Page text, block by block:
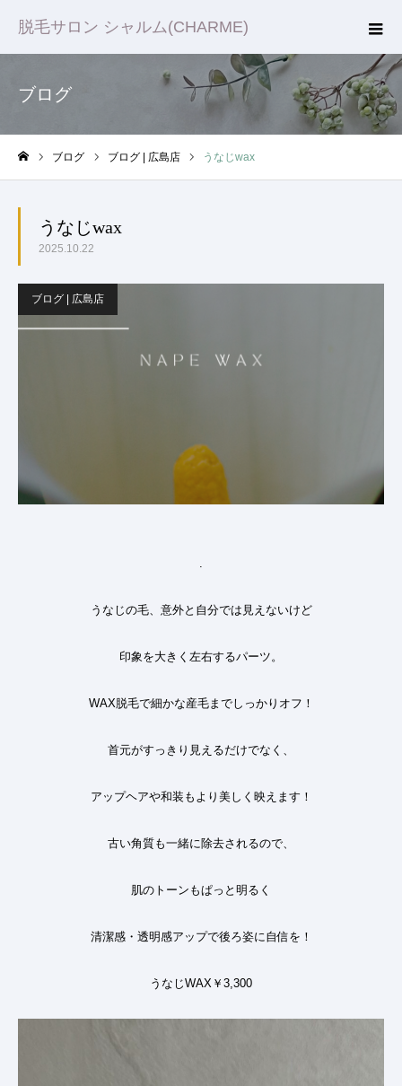
脱毛サロン シャルム(CHARME)
ブログ
ブログ ブログ | 広島店 うなじwax
うなじwax
2025.10.22
ブログ | 広島店
うなじの毛、意外と自分では見えないけど
印象を大きく左右するパーツ。
WAX脱毛で細かな産毛までしっかりオフ！
首元がすっきり見えるだけでなく、
アップヘアや和装もより美しく映えます！
古い角質も一緒に除去されるので、
肌のトーンもぱっと明るく
清潔感・透明感アップで後ろ姿に自信を！
うなじWAX￥3,300